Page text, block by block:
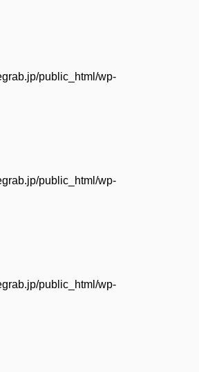
public_html/wp-
public_html/wp-
public_html/wp-